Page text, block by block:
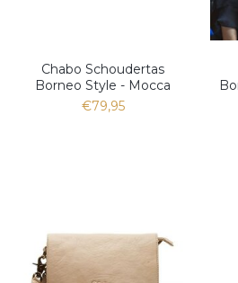
Chabo Schoudertas
Borneo Style - Mocca
€79,95